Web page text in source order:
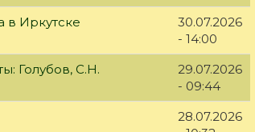
в Иркутске
30.07.2026
- 14:00
Голубов, С.Н.
29.07.2026
- 09:44
28.07.2026